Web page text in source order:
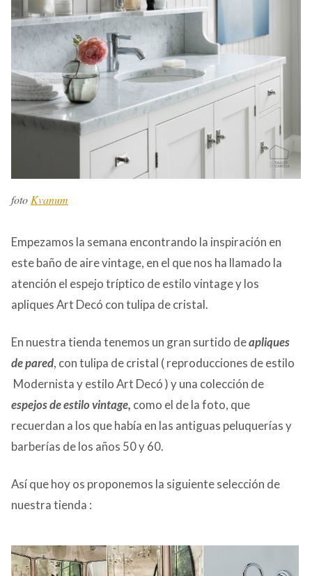
foto Kvanum
Empezamos la semana encontrando la inspiración en
este baño de aire vintage, en el que nos ha llamado la
atención el espejo tríptico de estilo vintage y los
apliques Art Decó con tulipa de cristal.
En nuestra tienda tenemos un gran surtido deapliques
de pared, con tulipa de cristal ( reproducciones de estilo
Modernista y estilo Art Decó ) y una colección de
espejos de estilo vintage, como el de la foto, que
recuerdan a los que había en las antiguas peluquerías y
barberías de los años 50 y 60.
Así que hoy os proponemos la siguiente selección de
nuestra tienda :